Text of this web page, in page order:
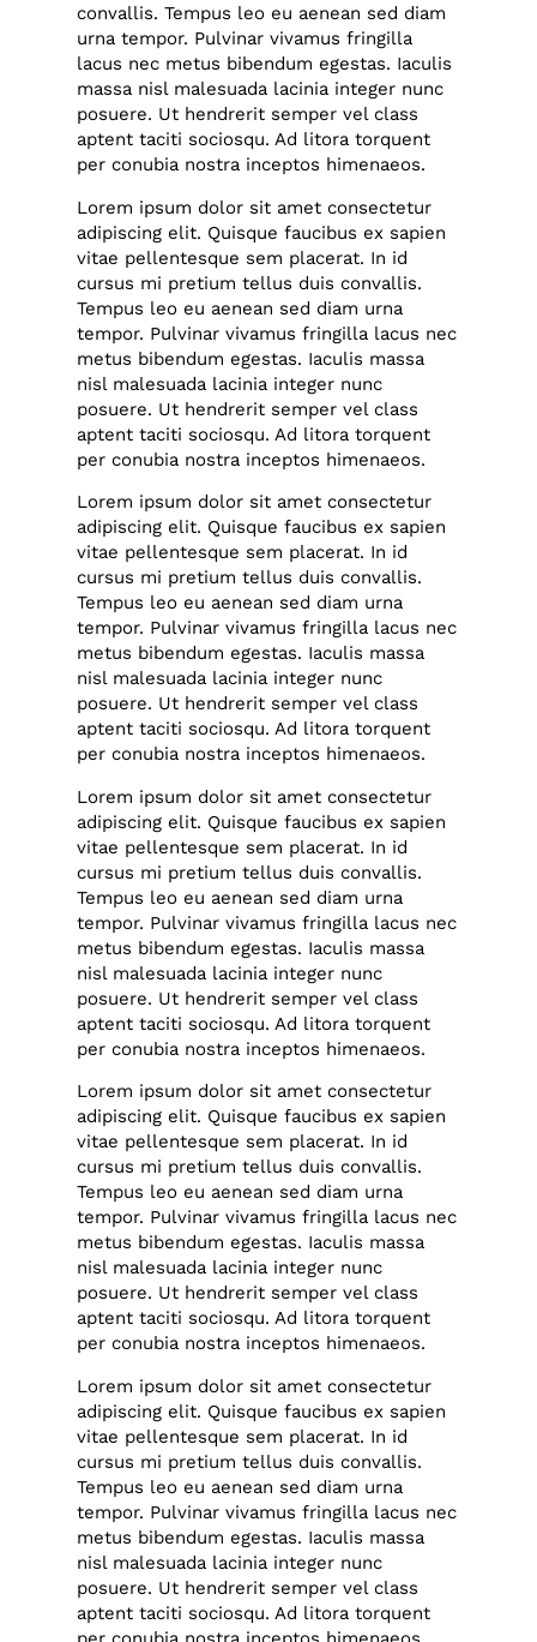
convallis. Tempus leo eu aenean sed diam
urna tempor. Pulvinar vivamus fringilla
lacus nec metus bibendum egestas. Iaculis
massa nisl malesuada lacinia integer nunc
posuere. Ut hendrerit semper vel class
aptent taciti sociosqu. Ad litora torquent
per conubia nostra inceptos himenaeos.
Lorem ipsum dolor sit amet consectetur
adipiscing elit. Quisque faucibus ex sapien
vitae pellentesque sem placerat. In id
cursus mi pretium tellus duis convallis.
Tempus leo eu aenean sed diam urna
tempor. Pulvinar vivamus fringilla lacus nec
metus bibendum egestas. Iaculis massa
nisl malesuada lacinia integer nunc
posuere. Ut hendrerit semper vel class
aptent taciti sociosqu. Ad litora torquent
per conubia nostra inceptos himenaeos.
Lorem ipsum dolor sit amet consectetur
adipiscing elit. Quisque faucibus ex sapien
vitae pellentesque sem placerat. In id
cursus mi pretium tellus duis convallis.
Tempus leo eu aenean sed diam urna
tempor. Pulvinar vivamus fringilla lacus nec
metus bibendum egestas. Iaculis massa
nisl malesuada lacinia integer nunc
posuere. Ut hendrerit semper vel class
aptent taciti sociosqu. Ad litora torquent
per conubia nostra inceptos himenaeos.
Lorem ipsum dolor sit amet consectetur
adipiscing elit. Quisque faucibus ex sapien
vitae pellentesque sem placerat. In id
cursus mi pretium tellus duis convallis.
Tempus leo eu aenean sed diam urna
tempor. Pulvinar vivamus fringilla lacus nec
metus bibendum egestas. Iaculis massa
nisl malesuada lacinia integer nunc
posuere. Ut hendrerit semper vel class
aptent taciti sociosqu. Ad litora torquent
per conubia nostra inceptos himenaeos.
Lorem ipsum dolor sit amet consectetur
adipiscing elit. Quisque faucibus ex sapien
vitae pellentesque sem placerat. In id
cursus mi pretium tellus duis convallis.
Tempus leo eu aenean sed diam urna
tempor. Pulvinar vivamus fringilla lacus nec
metus bibendum egestas. Iaculis massa
nisl malesuada lacinia integer nunc
posuere. Ut hendrerit semper vel class
aptent taciti sociosqu. Ad litora torquent
per conubia nostra inceptos himenaeos.
Lorem ipsum dolor sit amet consectetur
adipiscing elit. Quisque faucibus ex sapien
vitae pellentesque sem placerat. In id
cursus mi pretium tellus duis convallis.
Tempus leo eu aenean sed diam urna
tempor. Pulvinar vivamus fringilla lacus nec
metus bibendum egestas. Iaculis massa
nisl malesuada lacinia integer nunc
posuere. Ut hendrerit semper vel class
aptent taciti sociosqu. Ad litora torquent